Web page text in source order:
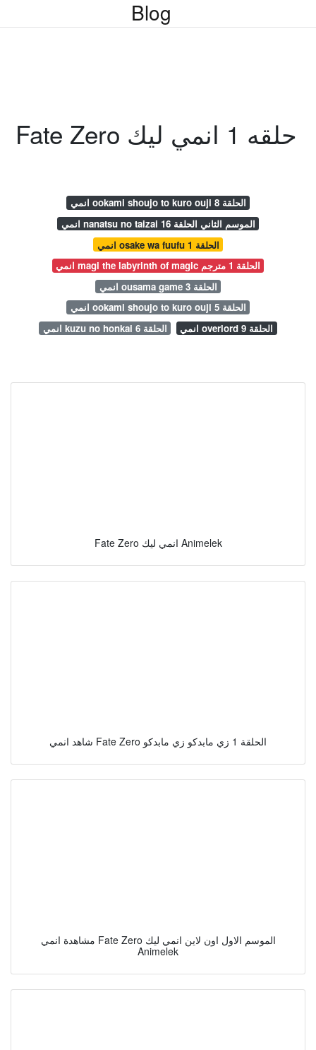
Blog
Fate Zero حلقه 1 انمي ليك
انمي ookami shoujo to kuro ouji الحلقة 8
انمي nanatsu no taizai الموسم الثاني الحلقة 16
انمي osake wa fuufu الحلقة 1
انمي magi the labyrinth of magic الحلقة 1 مترجم
انمي ousama game الحلقة 3
انمي ookami shoujo to kuro ouji الحلقة 5
انمي kuzu no honkai الحلقة 6
انمي overlord الحلقة 9
Fate Zero انمي ليك Animelek
شاهد انمي Fate Zero الحلقة 1 زي مابدكو زي مابدكو
مشاهدة انمي Fate Zero الموسم الاول اون لاين انمي ليك
Animelek